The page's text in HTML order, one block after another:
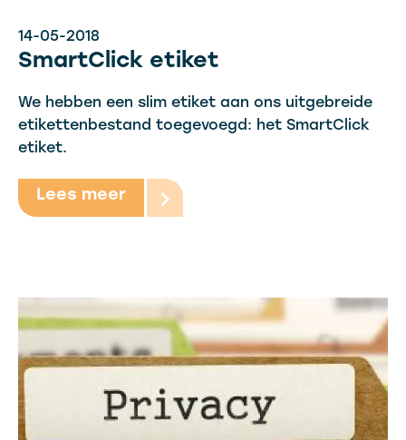
14-05-2018
SmartClick etiket
We hebben een slim etiket aan ons uitgebreide
etikettenbestand toegevoegd: het SmartClick
etiket.
Lees meer